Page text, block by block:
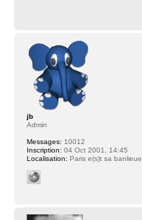
jb
Admin
Messages: 10012
Inscription: 04 Oct 2001, 14:45
Localisation: Paris e(s)t sa banlieue